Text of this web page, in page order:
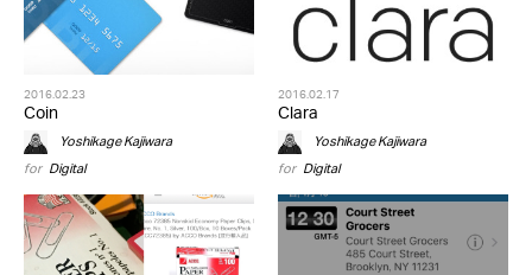
2016.02.23
Coin
Yoshikage Kajiwara
for Digital
2016.02.17
Clara
Yoshikage Kajiwara
for Digital